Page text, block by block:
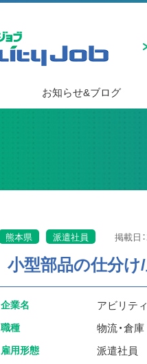
お知らせ&ブログ
熊本県 派遣社員 掲載日
小型部品の仕分け
企業名 アビリテ
職種 物流・倉庫
雇用形態 派遣社員